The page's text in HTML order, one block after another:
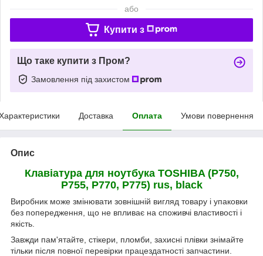
або
Купити з
Що таке купити з Пром?
Замовлення під захистом
Доставка Оплата Умови повернення
Опис
Клавіатурадля ноутбука TOSHIBA (P750,
P755, P770, P775) rus, black
Виробник може змінювати зовнішній вигляд товару і упаковки
без попередження, що не впливає на споживчі властивості і
якість.
Завжди пам'ятайте, стікери, пломби, захисні плівки знімайте
тільки після повної перевірки працездатності запчастини.